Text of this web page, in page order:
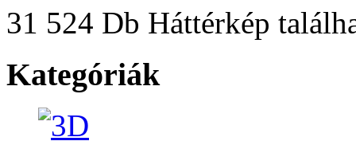
31 524 Db Háttérkép
Kategóriák